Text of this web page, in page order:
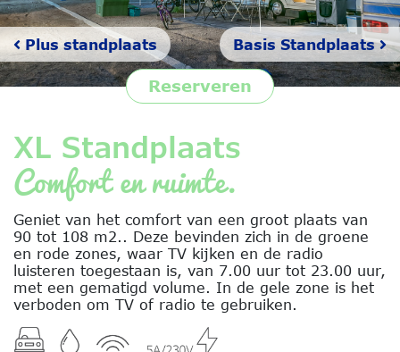
Plus standplaats Basis Standplaats
Reserveren
XL Standplaats
Comfort en ruimte.
Geniet van het comfort van een groot plaats van
90 tot 108 m2.. Deze bevinden zich in de groene
en rode zones, waar TV kijken en de radio
luisteren toegestaan is, van 7.00 uur tot 23.00 uur,
met een gematigd volume. In de gele zone is het
verboden om TV of radio te gebruiken.